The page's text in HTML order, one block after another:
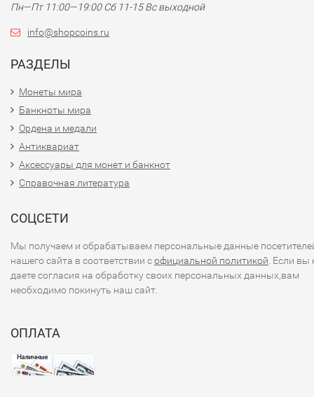
Пн—Пт 11:00—19:00 Сб 11-15 Вс выходной
info@shopcoins.ru
РАЗДЕЛЫ
Монеты мира
Банкноты мира
Ордена и медали
Антиквариат
Аксессуары для монет и банкнот
Справочная литература
СОЦСЕТИ
Мы получаем и обрабатываем персональные данные
нашего сайта в соответствии софициальной политикой . Если вы
даете согласия на обработку своих персональных данных,вам
необходимо покинуть наш сайт.
ОПЛАТА